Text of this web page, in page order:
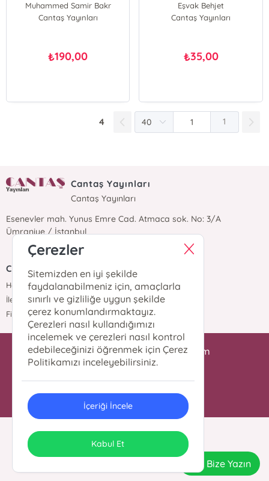
Muhammed Samir Bakr
Amir Fuad
Cantaş Yayınları
₺190,00
Eşvak Behjet
Cantaş Yayınları
₺35,00
4 1
Cantaş Yayınları
Cantaş Yayınları
Esenevler mah. Yunus Emre Cad. Atmaca sok. No: 3/A
Ümraniye / İstanbul
Cantaş Yayınları
Hakkımızda
İletişim
Fiyat Listesi
iletisim@cantasyayinlari.com
0 216 344 98 87
Tasarım & Uygulama
Bize Yazın
Çerezler
Sitemizden en iyi şekilde
faydalanabilmeniz için, amaçlarla
sınırlı ve gizliliğe uygun şekilde
çerez konumlandırmaktayız.
Çerezleri nasıl kullandığımızı
incelemek ve çerezleri nasıl kontrol
edebileceğinizi öğrenmek için Çerez
Politikamızı inceleyebilirsiniz.
İçeriği İncele
Kabul Et